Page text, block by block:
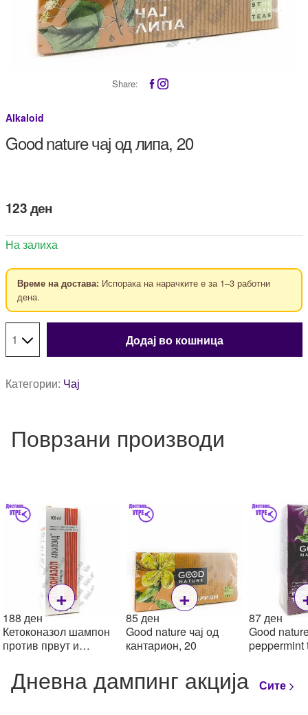
Share:
Alkaloid
Good nature чај од липа, 20
123ден
На залиха
Време на достава: Испорака на нарачките е за 1–3 работни
дена.
Додај во кошница
Категории: Чај
Поврзани производи
+
188 ден
Кетоконазол шампон
против првут и
дерматитис, 100мл
+
85ден
Good nature чај од
кантарион, 20
87ден
Good
peppermint
Дневна дампинг акција Сите